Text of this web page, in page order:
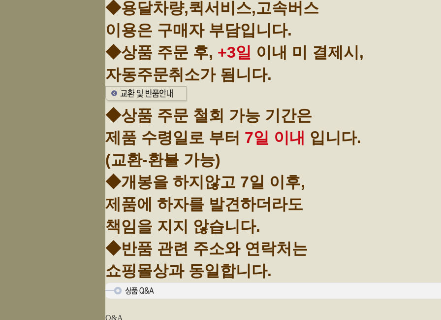
◆용달차량,퀵서비스,고속버스
이용은 구매자 부담입니다.
◆상품 주문 후, +3일 이내 미 결제시,
자동주문취소가 됨니다.
◆상품 주문 철회 가능 기간은
제품 수령일로 부터 7일 이내 입니다.
(교환-환불 가능)
◆개봉을 하지않고 7일 이후,
제품에 하자를 발견하더라도
책임을 지지 않습니다.
◆반품 관련 주소와 연락처는
쇼핑몰상과 동일합니다.
Q&A